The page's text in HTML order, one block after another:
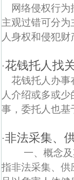
网络侵权行
主观过错可分
人身权和侵犯
·花钱托人找
花钱托人办事
人介绍或多或
事，委托人也基
·非法采集、
一、概念及
指非法采集、供